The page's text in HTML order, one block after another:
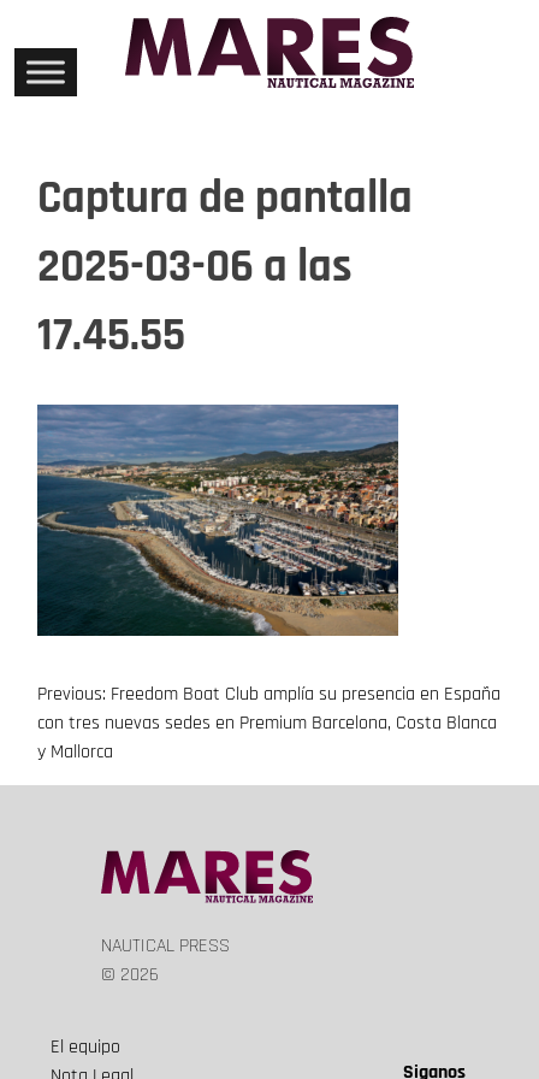
content
Captura de pantalla
2025-03-06 a las
17.45.55
Navegación
de
entradas
Previous: Freedom Boat Club amplía su presencia en España
con tres nuevas sedes en Premium Barcelona, Costa Blanca
y Mallorca
NAUTICAL PRESS
© 2026
El equipo
Siganos